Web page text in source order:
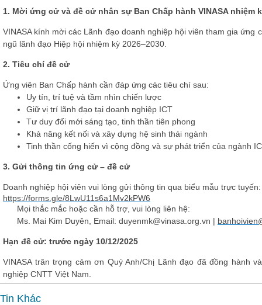
1. Mời ứng cử và đề cử nhân sự Ban Chấp hành VINASA nhiệm
VINASA kính mời các Lãnh đạo doanh nghiệp hội viên tham gia
ngũ lãnh đạo Hiệp hội nhiệm kỳ 2026–2030.
2. Tiêu chí đề cử
Ứng viên Ban Chấp hành cần đáp ứng các tiêu chí sau:
Uy tín, trí tuệ và tầm nhìn chiến lược
Giữ vị trí lãnh đạo tại doanh nghiệp ICT
Tư duy đổi mới sáng tạo, tinh thần tiên phong
Khả năng kết nối và xây dựng hệ sinh thái ngành
Tinh thần cống hiến vì cộng đồng và sự phát triển của ngành
3. Gửi thông tin ứng cử – đề cử
Doanh nghiệp hội viên vui lòng gửi thông tin qua biểu mẫu trực tuyến:
https://forms.gle/8LwU11s6a1Mv2kPW6
Mọi thắc mắc hoặc cần hỗ trợ, vui lòng liên hệ:
Ms. Mai Kim Duyên, Email: duyenmk@vinasa.org.vn |
Hạn đề cử: trước ngày 10/12/2025
VINASA trân trọng cảm ơn Quý Anh/Chị Lãnh đạo đã đồng hành
nghiệp CNTT Việt Nam.
Tin Khác